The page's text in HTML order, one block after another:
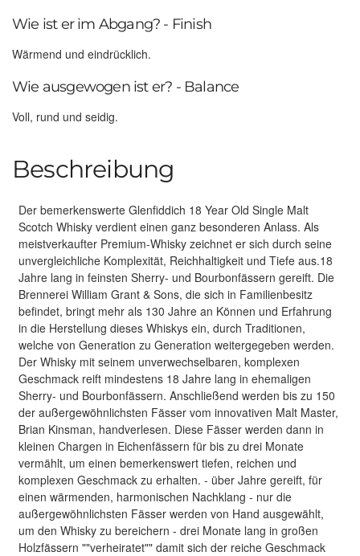
Wie ist er im Abgang? - Finish
Wärmend und eindrücklich.
Wie ausgewogen ist er? - Balance
Voll, rund und seidig.
Beschreibung
Der bemerkenswerte Glenfiddich 18 Year Old Single Malt
Scotch Whisky verdient einen ganz besonderen Anlass. Als
meistverkaufter Premium-Whisky zeichnet er sich durch seine
unvergleichliche Komplexität, Reichhaltigkeit und Tiefe aus.18
Jahre lang in feinsten Sherry- und Bourbonfässern gereift. Die
Brennerei William Grant & Sons, die sich in Familienbesitz
befindet, bringt mehr als 130 Jahre an Können und Erfahrung
in die Herstellung dieses Whiskys ein, durch Traditionen,
welche von Generation zu Generation weitergegeben werden.
Der Whisky mit seinem unverwechselbaren, komplexen
Geschmack reift mindestens 18 Jahre lang in ehemaligen
Sherry- und Bourbonfässern. Anschließend werden bis zu 150
der außergewöhnlichsten Fässer vom innovativen Malt Master,
Brian Kinsman, handverlesen. Diese Fässer werden dann in
kleinen Chargen in Eichenfässern für bis zu drei Monate
vermählt, um einen bemerkenswert tiefen, reichen und
komplexen Geschmack zu erhalten. - über Jahre gereift, für
einen wärmenden, harmonischen Nachklang - nur die
außergewöhnlichsten Fässer werden von Hand ausgewählt,
um den Whisky zu bereichern - drei Monate lang in großen
Holzfässern ""verheiratet"" damit sich der reiche Geschmack